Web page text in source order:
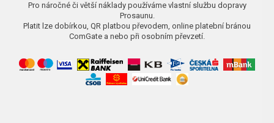
Pro náročné či větší náklady používáme vlastní službu dopravy
Prosaunu.
Platit lze dobírkou, QR platbou převodem, online platební bránou
ComGate a nebo při osobním převzetí.